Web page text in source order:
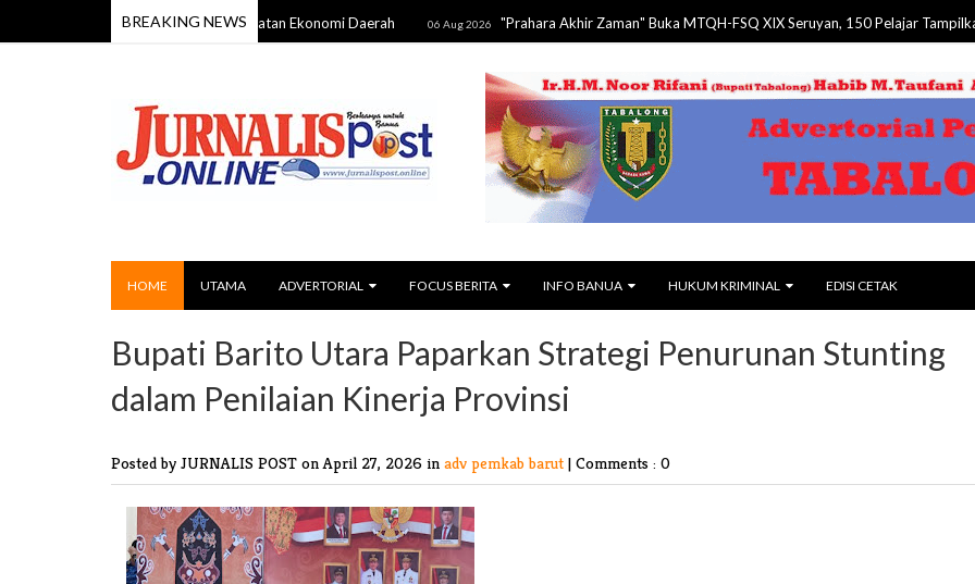
BREAKING NEWS
Syiar Islam Sekaligus Penguatan Ekonomi Daerah 06 Aug 2026 "Prahara Akhir Zaman" Buka MTQH-FSQ XIX Seruyan, 150 Pelajar Tampilkan
HOME UTAMA ADVERTORIAL FOCUS BERITA INFO BANUA HUKUM KRIMINAL EDISI CETAK
Bupati Barito Utara Paparkan Strategi Penurunan Stunting
dalam Penilaian Kinerja Provinsi
Posted by JURNALIS POST on April 27, 2026 in adv pemkab barut | Comments : 0